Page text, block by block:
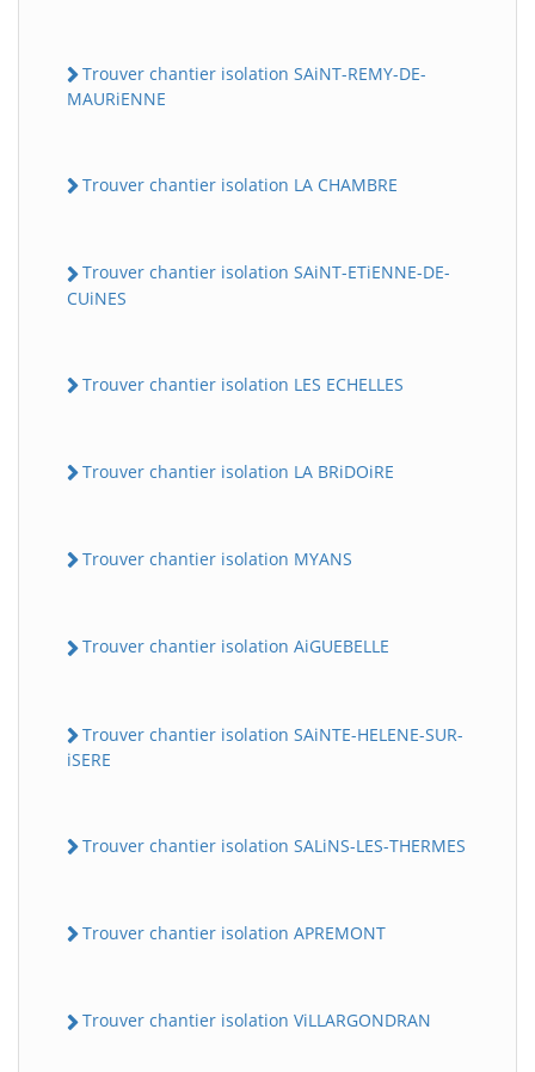
Trouver chantier isolation SAiNT-REMY-DE-
MAURiENNE
Trouver chantier isolation LA CHAMBRE
Trouver chantier isolation SAiNT-ETiENNE-DE-
CUiNES
Trouver chantier isolation LES ECHELLES
Trouver chantier isolation LA BRiDOiRE
Trouver chantier isolation MYANS
Trouver chantier isolation AiGUEBELLE
Trouver chantier isolation SAiNTE-HELENE-SUR-
iSERE
Trouver chantier isolation SALiNS-LES-THERMES
Trouver chantier isolation APREMONT
Trouver chantier isolation ViLLARGONDRAN